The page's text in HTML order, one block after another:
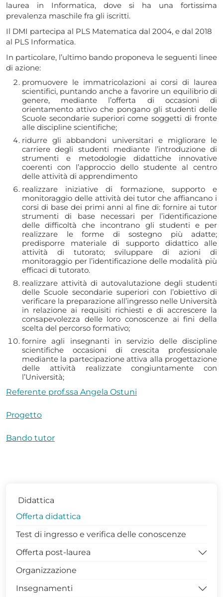
laurea in Informatica, dove si ha una fortissima
prevalenza maschile fra gli iscritti.
Il DMI partecipa al PLS Matematica dal 2004, e dal 2018
al PLS Informatica.
In particolare, l’ultimo bando proponeva le seguenti linee
di azione:
promuovere le immatricolazioni ai corsi di laurea
scientifici, puntando anche a favorire un equilibrio di
genere, mediante l’offerta di occasioni di
orientamento attivo che pongano gli studenti delle
Scuole secondarie superiori come soggetti di fronte
alle discipline scientifiche;
ridurre gli abbandoni universitari e migliorare le
carriere degli studenti mediante l’introduzione di
strumenti e metodologie didattiche innovative
coerenti con l’approccio dello studente al centro
delle attività di apprendimento
realizzare iniziative di formazione, supporto e
monitoraggio delle attività dei tutor che affiancano i
corsi di base dei primi anni al fine di: fornire ai tutor
strumenti di base necessari per l’identificazione
delle difficoltà che incontrano gli studenti e per
realizzare le forme di sostegno più adatte;
predisporre materiale di supporto didattico alle
attività di tutorato; sviluppare di azioni di
monitoraggio per l’identificazione delle modalità più
efficaci di tutorato.
realizzare attività di autovalutazione degli studenti
delle Scuole secondarie superiori con l’obiettivo di
verificare la preparazione all’ingresso nelle Università
in relazione ai requisiti richiesti e di accrescere la
consapevolezza delle loro conoscenze ai fini della
scelta del percorso formativo;
fornire agli insegnanti in servizio delle discipline
scientifiche occasioni di crescita professionale
mediante la partecipazione attiva alla progettazione
delle attività realizzate congiuntamente con
l’Università;
Referente prof.ssa Angela Ostuni
Progetto
Bando tutor
Didattica
Offerta didattica
Test di ingresso e verifica delle conoscenze
Offerta post-laurea
Dottorati di Ricerca DISBA
Contatti Coordinatrice Dottorato
Organizzazione
Insegnamenti